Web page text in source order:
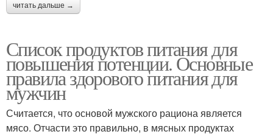
читать дальше →
Список продуктов питания для
повышения потенции. Основные
правила здорового питания для
мужчин
Считается, что основой мужского рациона является
мясо. Отчасти это правильно, в мясных продуктах